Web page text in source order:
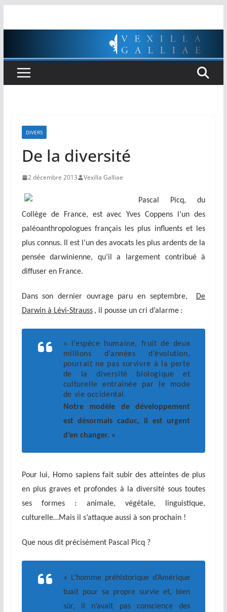
DIVERS
De la diversité
2 décembre 2013 Vexilla Galliae
Pascal Picq, du
Collège de France, est avec Yves Coppens l’un des
paléoanthropologues français les plus influents et les
plus connus. Il est l’un des avocats les plus ardents de la
pensée darwinienne, qu’il a largement contribué à
diffuser en France.
Dans son dernier ouvrage paru en septembre,
De
Darwin à Lévi-Strauss, il pousse un cri d’alarme :
« l’espèce humaine, fruit de deux
millions d’années d’évolution,
pourrait ne pas survivre à la perte
de la diversité biologique et
culturelle entraînée par le mode
de vie occidental.
Notre modèle de développement
est désormais caduc, il est urgent
d’en changer. «
Pour lui, Homo sapiens fait subir des atteintes de plus
en plus graves et profondes à la diversité sous toutes
ses formes : animale, végétale, linguistique,
culturelle…Mais il s’attaque aussi à son prochain !
Que nous dit précisément Pascal Picq ?
« L’homme préhistorique d’Amérique
tuait pour sa propre survie et, bien
sûr, il n’avait pas conscience des